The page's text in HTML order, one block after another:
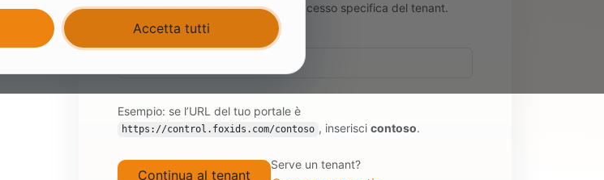
Verrai reindirizzato alla pagina di accesso specifica del tenant.
Il tuo nome del tenant
Esempio: se l’URL del tuo portale è
https://control.foxids.com/contoso , inserisci contoso.
Serve un tenant?
Accetta tutti